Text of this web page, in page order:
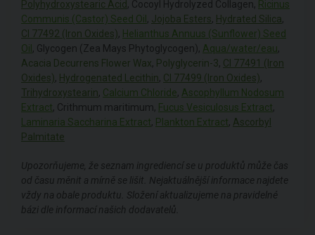
Polyhydroxystearic Acid, Cocoyl Hydrolyzed Collagen, Ricinus
Communis (Castor) Seed Oil , Jojoba Esters, Hydrated Silica,
CI 77492 (Iron Oxides), Helianthus Annuus (Sunflower) Seed
Oil , Glycogen (Zea Mays Phytoglycogen), Aqua/water/eau,
Acacia Decurrens Flower Wax, Polyglycerin-3, CI 77491 (Iron
Oxides), Hydrogenated Lecithin, CI 77499 (Iron Oxides),
Trihydroxystearin, Calcium Chloride, Ascophyllum Nodosum
Extract, Crithmum maritimum, Fucus Vesiculosus Extract,
Laminaria Saccharina Extract, Plankton Extract, Ascorbyl
Palmitate
Upozorňujeme, že seznam ingrediencí se u produktů může čas
od času měnit a mírně se lišit. Nejaktuálnější informace najdete
vždy na obale produktu. Složení aktualizujeme na pravidelné
bázi dle informací našich dodavatelů.